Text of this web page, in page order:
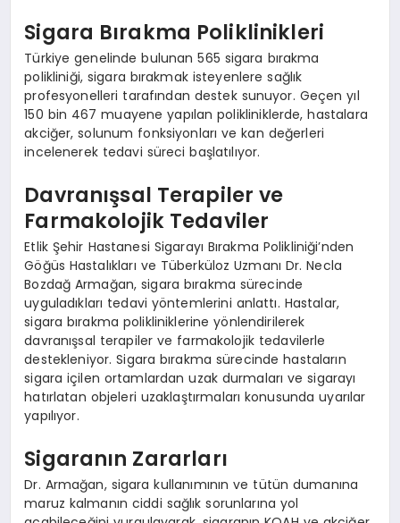
Sigara Bırakma Poliklinikleri
Türkiye genelinde bulunan 565 sigara bırakma
polikliniği, sigara bırakmak isteyenlere sağlık
profesyonelleri tarafından destek sunuyor. Geçen yıl
150 bin 467 muayene yapılan polikliniklerde, hastalara
akciğer, solunum fonksiyonları ve kan değerleri
incelenerek tedavi süreci başlatılıyor.
Davranışsal Terapiler ve
Farmakolojik Tedaviler
Etlik Şehir Hastanesi Sigarayı Bırakma Polikliniği’nden
Göğüs Hastalıkları ve Tüberküloz Uzmanı Dr. Necla
Bozdağ Armağan, sigara bırakma sürecinde
uyguladıkları tedavi yöntemlerini anlattı. Hastalar,
sigara bırakma polikliniklerine yönlendirilerek
davranışsal terapiler ve farmakolojik tedavilerle
destekleniyor. Sigara bırakma sürecinde hastaların
sigara içilen ortamlardan uzak durmaları ve sigarayı
hatırlatan objeleri uzaklaştırmaları konusunda uyarılar
yapılıyor.
Sigaranın Zararları
Dr. Armağan, sigara kullanımının ve tütün dumanına
maruz kalmanın ciddi sağlık sorunlarına yol